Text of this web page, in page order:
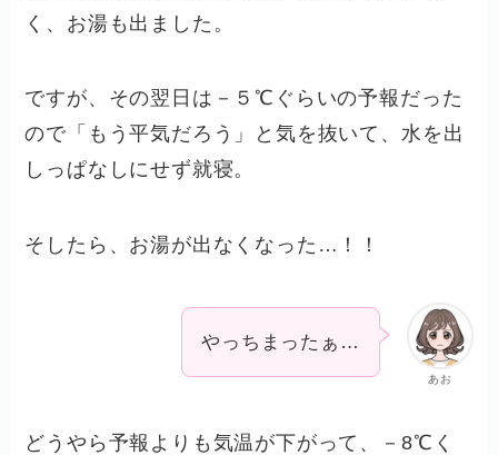
く、お湯も出ました。
ですが、その翌日は－５℃ぐらいの予報だった
ので「もう平気だろう」と気を抜いて、水を出
しっぱなしにせず就寝。
そしたら、お湯が出なくなった…！！
あお
やっちまったぁ…
どうやら予報よりも気温が下がって、－8℃く